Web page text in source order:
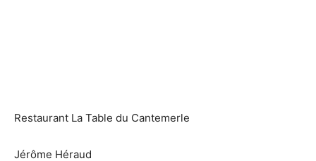
Restaurant La Table du Cantemerle
Jérôme Héraud